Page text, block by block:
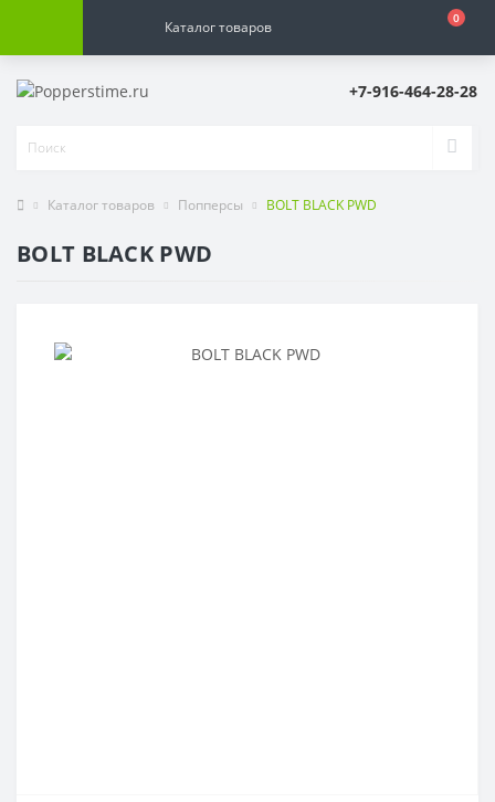
Каталог товаров 0
+7-916-464-28-28
Каталог товаров Попперсы BOLT BLACK PWD
BOLT BLACK PWD